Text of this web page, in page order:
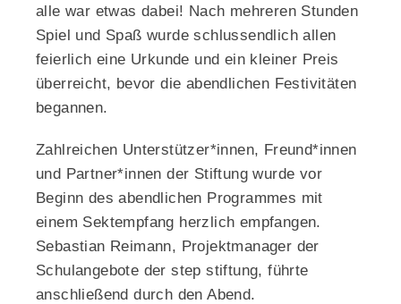
alle war etwas dabei! Nach mehreren Stunden
Spiel und Spaß wurde schlussendlich allen
feierlich eine Urkunde und ein kleiner Preis
überreicht, bevor die abendlichen Festivitäten
begannen.
Zahlreichen Unterstützer*innen, Freund*innen
und Partner*innen der Stiftung wurde vor
Beginn des abendlichen Programmes mit
einem Sektempfang herzlich empfangen.
Sebastian Reimann, Projektmanager der
Schulangebote der step stiftung, führte
anschließend durch den Abend.